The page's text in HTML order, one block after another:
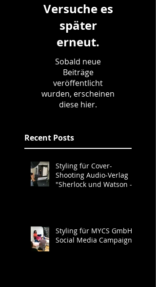
Recent Posts
Versuche es
später
erneut.
Sobald neue
Beiträge
veröffentlicht
wurden, erscheinen
diese hier.
Styling für Cover-
Shooting Audio-Verlag
"Sherlock und Watson -
Styling für MYCS GmbH
Social Media Campaign